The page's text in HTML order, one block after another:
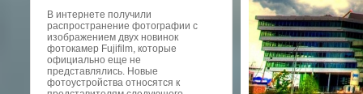
В интернете получили
распространение фотографии с
изображением двух новинок
фотокамер Fujifilm, которые
официально еще не
представлялись. Новые
фотоустройства относятся к